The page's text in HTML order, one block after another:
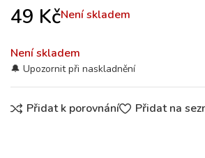
49 KčNení skladem
Není skladem
Přidat k porovnání Přidat na